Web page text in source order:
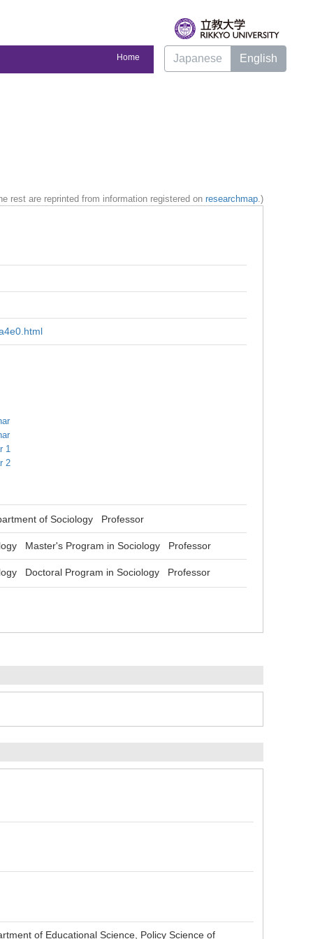
Home Japanese English
rest are reprinted from information registered on researchmap.)
1
2
of Sociology Professor
Master's Program in Sociology Professor
Doctoral Program in Sociology Professor
of Educational Science, Policy Science of